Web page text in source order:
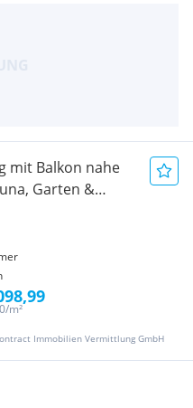
mit Balkon nahe
Garten &
Immobilien Vermittlung GmbH
m²